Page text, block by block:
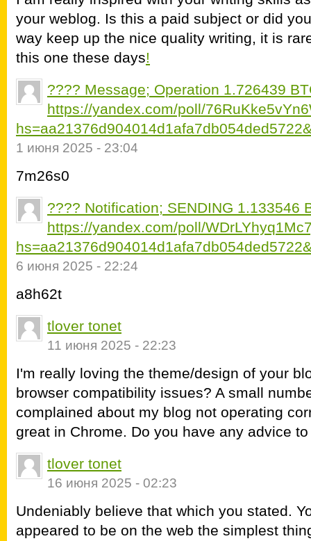
your weblog. Is this a paid subject or did
way keep up the nice quality writing, it is
this one these days!
???? Message; Operation 1.726439
https://yandex.com/poll/
1 июня 2025 - 23:04
7m26s0
???? Notification; SENDING 1.133546
https://yandex.com/poll/
6 июня 2025 - 22:24
a8h62t
tlover tonet
11 июня 2025 - 22:23
I'm really loving the theme/design of your
browser compatibility issues? A small
complained about my blog not operating
great in Chrome. Do you have any advice
tlover tonet
16 июня 2025 - 02:23
Undeniably believe that which you stated.
appeared to be on the web the simplest